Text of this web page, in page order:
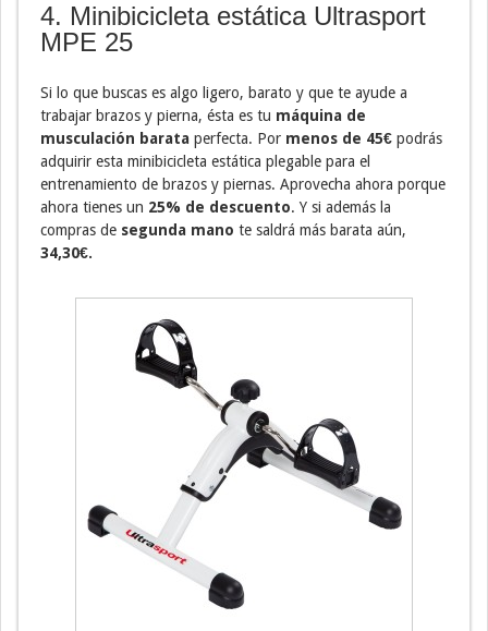
4. Minibicicleta estática Ultrasport
MPE 25
Si lo que buscas es algo ligero, barato y que te ayude a
trabajar brazos y pierna, ésta es tu máquina de
musculación barata perfecta. Por menos de 45€ podrás
adquirir esta minibicicleta estática plegable para el
entrenamiento de brazos y piernas. Aprovecha ahora porque
ahora tienes un 25% de descuento. Y si además la
compras de segunda mano te saldrá más barata aún,
34,30€.